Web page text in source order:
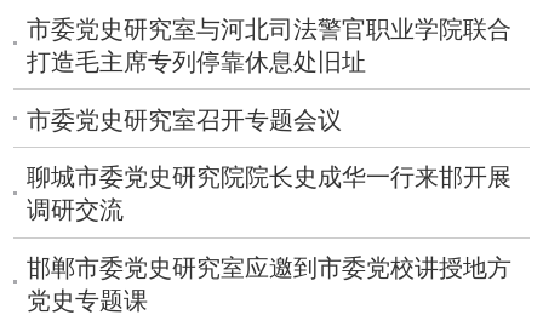
市委党史研究室与河北司法警官职业学院联合
打造毛主席专列停靠休息处旧址
市委党史研究室召开专题会议
聊城市委党史研究院院长史成华一行来邯开展
调研交流
邯郸市委党史研究室应邀到市委党校讲授地方
党史专题课